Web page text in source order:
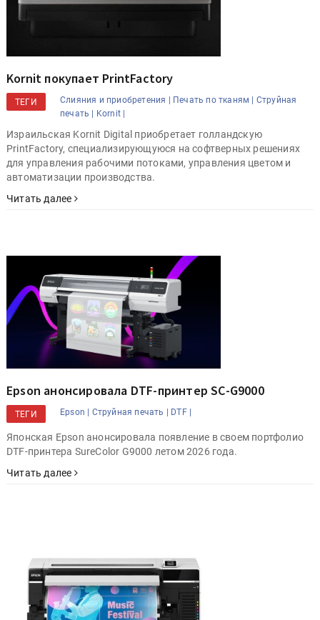
Kornit покупает PrintFactory
ТЕГИ Слияния и приобретения | Печать по тканям |
Струйная
печать |
Kornit |
Израильская Kornit Digital приобретает голландскую
PrintFactory, специализирующуюся на софтверных решениях
для управления рабочими потоками, управления цветом и
автоматизации производства.
Читать далее
Epson анонсировала DTF-принтер SС-G9000
ТЕГИ Epson | Струйная печать | DTF |
Японская Epson анонсировала появление в своем портфолио
DTF-принтера SureColor G9000 летом 2026 года.
Читать далее